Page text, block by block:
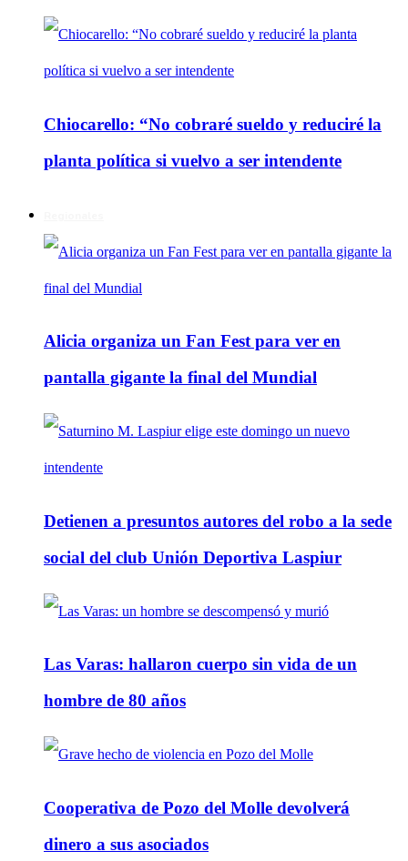
Chiocarello: “No cobraré sueldo y reduciré la
planta política si vuelvo a ser intendente
Alicia organiza un Fan Fest para ver en
pantalla gigante la final del Mundial
Detienen a presuntos autores del robo a la sede
social del club Unión Deportiva Laspiur
Las Varas: hallaron cuerpo sin vida de un
hombre de 80 años
Cooperativa de Pozo del Molle devolverá
dinero a sus asociados